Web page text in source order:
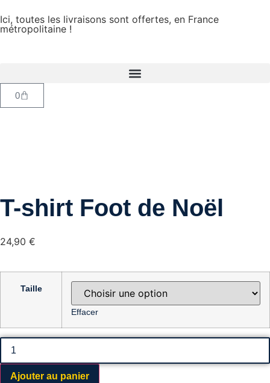
Ici, toutes les livraisons sont offertes, en France
métropolitaine !
0
T-shirt Foot de Noël
24,90 €
Taille
Effacer
Ajouter au panier